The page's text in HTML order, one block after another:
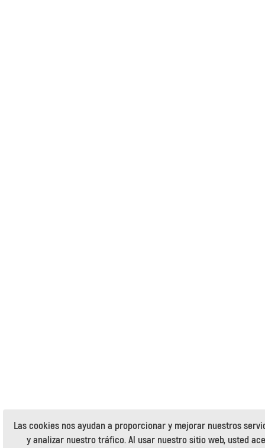
Las cookies nos ayudan a proporcionar y mejorar nuestros
y analizar nuestro tráfico. Al usar nuestro sitio web, usted